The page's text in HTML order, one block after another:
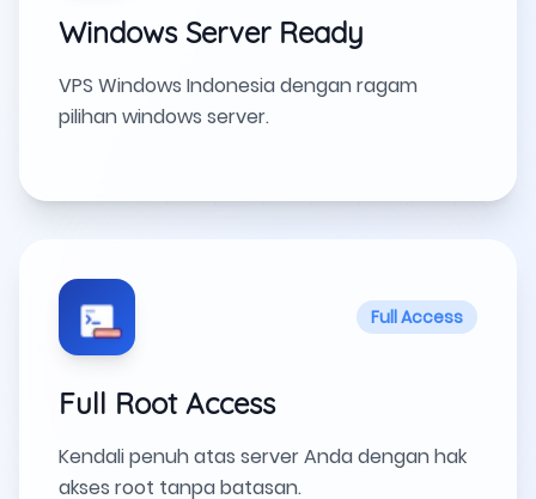
Windows Server Ready
VPS Windows Indonesia dengan ragam
pilihan windows server.
Full Access
Full Root Access
Kendali penuh atas server Anda dengan hak
akses root tanpa batasan.